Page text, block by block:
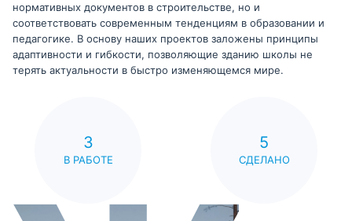
нормативных документов в строительстве, но и
соответствовать современным тенденциям в образовании и
педагогике. В основу наших проектов заложены принципы
адаптивности и гибкости, позволяющие зданию школы не
терять актуальности в быстро изменяющемся мире.
3
В РАБОТЕ
5
СДЕЛАНО